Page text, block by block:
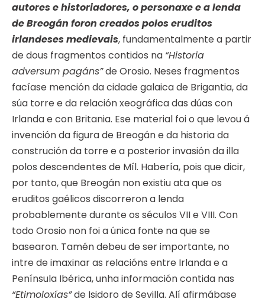
autores e historiadores, o personaxe e a lenda
de Breogán foron creados polos eruditos
irlandeses medievais, fundamentalmente a partir
de dous fragmentos contidos na “Historia
adversum pagáns”de Orosio. Neses fragmentos
facíase mención da cidade galaica de Brigantia, da
súa torre e da relación xeográfica das dúas con
Irlanda e con Britania. Ese material foi o que levou á
invención da figura de Breogán e da historia da
construción da torre e a posterior invasión da illa
polos descendentes de Míl. Habería, pois que dicir,
por tanto, que Breogán non existiu ata que os
eruditos gaélicos discorreron a lenda
probablemente durante os séculos VII e VIII. Con
todo Orosio non foi a única fonte na que se
basearon. Tamén debeu de ser importante, no
intre de imaxinar as relacións entre Irlanda e a
Península Ibérica, unha información contida nas
“Etimoloxías”de Isidoro de Sevilla. Alí afirmábase